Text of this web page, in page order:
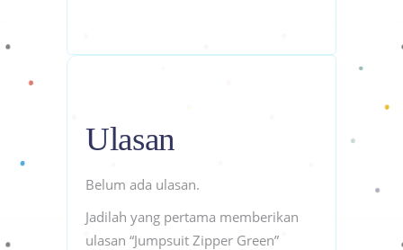
Ulasan
Belum ada ulasan.
Jadilah yang pertama memberikan
ulasan “Jumpsuit Zipper Green”